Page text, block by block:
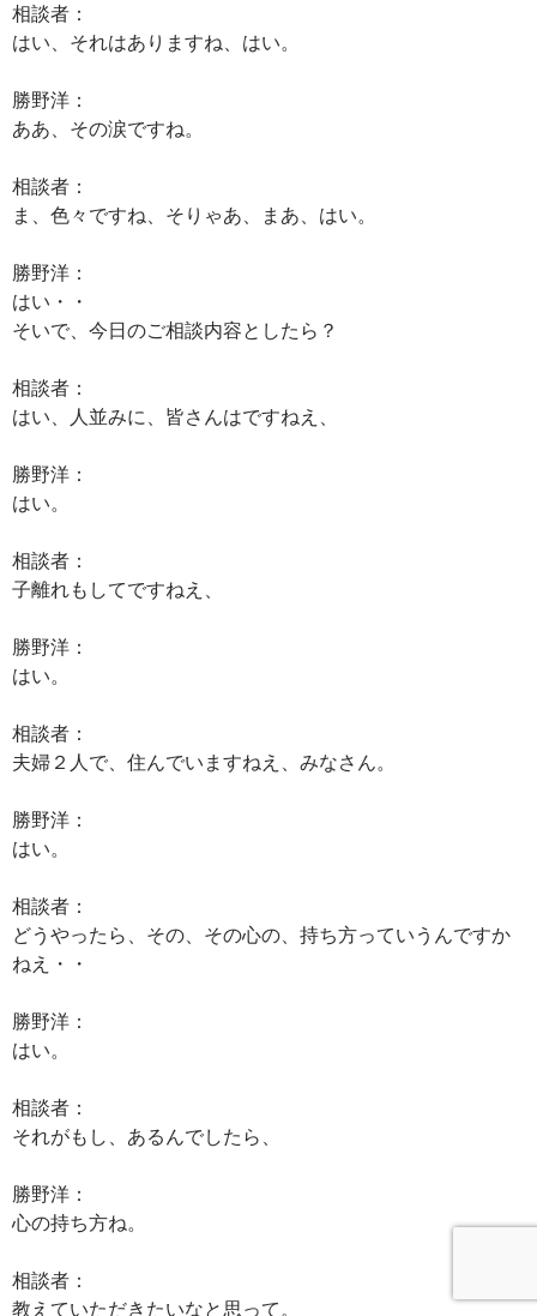
相談者：
はい、それはありますね、はい。
勝野洋：
ああ、その涙ですね。
相談者：
ま、色々ですね、そりゃあ、まあ、はい。
勝野洋：
はい・・
そいで、今日のご相談内容としたら？
相談者：
はい、人並みに、皆さんはですねえ、
勝野洋：
はい。
相談者：
子離れもしてですねえ、
勝野洋：
はい。
相談者：
夫婦２人で、住んでいますねえ、みなさん。
勝野洋：
はい。
相談者：
どうやったら、その、その心の、持ち方っていうんですか
ねえ・・
勝野洋：
はい。
相談者：
それがもし、あるんでしたら、
勝野洋：
心の持ち方ね。
相談者：
教えていただきたいなと思って。